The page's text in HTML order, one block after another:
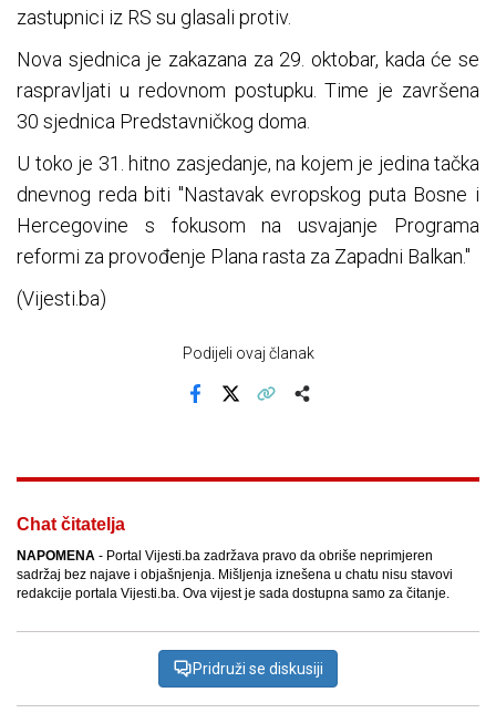
zastupnici iz RS su glasali protiv.
Nova sjednica je zakazana za 29. oktobar, kada će se
raspravljati u redovnom postupku. Time je završena
30 sjednica Predstavničkog doma.
U toko je 31. hitno zasjedanje, na kojem je jedina tačka
dnevnog reda biti "Nastavak evropskog puta Bosne i
Hercegovine s fokusom na usvajanje Programa
reformi za provođenje Plana rasta za Zapadni Balkan."
(Vijesti.ba)
Podijeli ovaj članak
Chat čitatelja
NAPOMENA - Portal Vijesti.ba zadržava pravo da obriše neprimjeren
sadržaj bez najave i objašnjenja. Mišljenja iznešena u chatu nisu stavovi
redakcije portala Vijesti.ba. Ova vijest je sada dostupna samo za čitanje.
Pridruži se diskusiji